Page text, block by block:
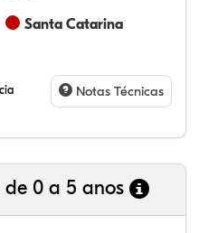
Santa Catarina
Notas Técnicas
0 a 5 anos